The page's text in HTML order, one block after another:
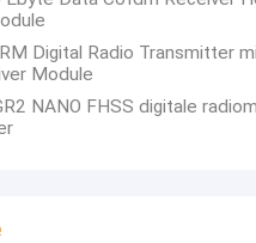
Digital Radio Transmitter
Module
NANO FHSS digitale